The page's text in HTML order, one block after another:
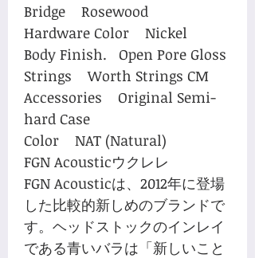
Bridge Rosewood
Hardware Color Nickel
Body Finish. Open Pore Gloss
Strings Worth Strings CM
Accessories Original Semi-
hard Case
Color NAT (Natural)
FGN Acousticウクレレ
FGN Acousticは、2012年に登場
した比較的新しめのブランドで
す。ヘッドストックのインレイ
である青いバラは「新しいこと